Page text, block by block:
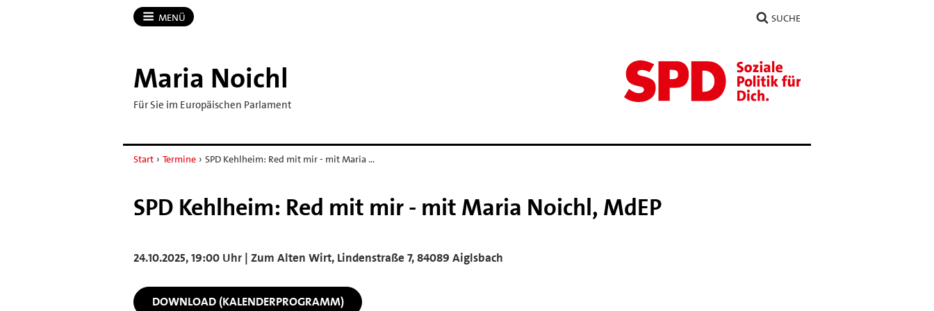
MENÜ SUCHE
Maria Noichl
Für Sie im Europäischen Parlament
Start › Termine › SPD Kehlheim: Red mit mir - mit Maria …
SPD Kehlheim: Red mit mir - mit Maria Noichl, MdEP
24.10.2025, 19:00 Uhr | Zum Alten Wirt, Lindenstraße 7, 84089 Aiglsbach
DOWNLOAD (KALENDERPROGRAMM)